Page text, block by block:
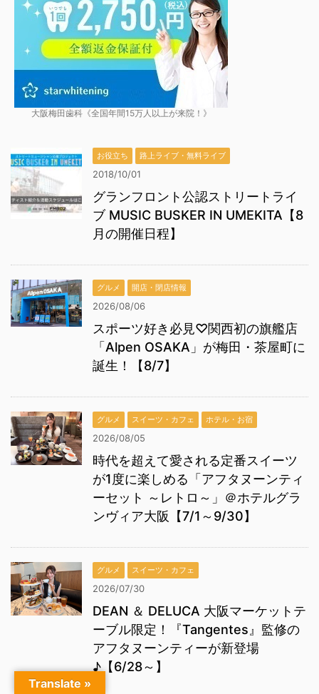
大阪梅田歯科《全国年間15万人以上が来院！》
お役立ち 路上ライブ・無料ライブ
2018/10/01
グランフロント公認ストリートライ
ブ MUSIC BUSKER IN UMEKITA【8
月の開催日程】
グルメ 開店・閉店情報
2026/08/06
スポーツ好き必見♡関西初の旗艦店
「Alpen OSAKA」が梅田・茶屋町に
誕生！【8/7】
グルメ スイーツ・カフェ ホテル・お宿
2026/08/05
時代を超えて愛される定番スイーツ
が1度に楽しめる「アフタヌーンティ
ーセット ～レトロ～」＠ホテルグラ
ンヴィア大阪【7/1～9/30】
グルメ スイーツ・カフェ
2026/07/30
DEAN ＆ DELUCA 大阪マーケットテ
ーブル限定！『Tangentes』監修の
アフタヌーンティーが新登場
♪【6/28～】
Translate »